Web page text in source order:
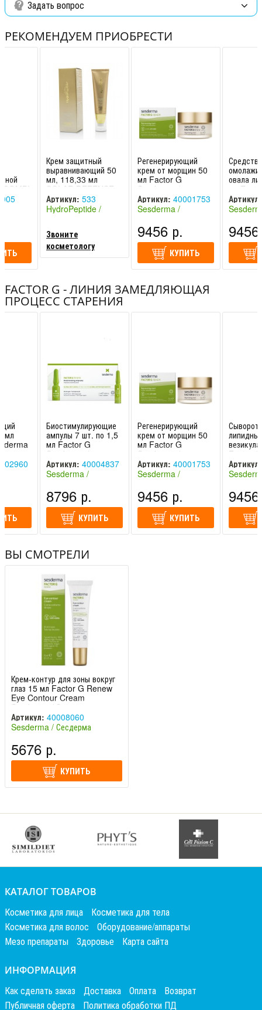
Задать вопрос
РЕКОМЕНДУЕМ ПРИОБРЕСТИ
COMBI
Care
Крем защитный
выравнивающий 50
мл, 118,33 мл
SOLAR DEFENSE
TINTED SPF30
HydroPeptide /
Гидро
Артикул: 533
HydroPeptide /
Звоните
косметологу
Регенерирующий
крем от морщин 50
мл Factor G
Sesderma /
Сесдерма
Артикул: 40001753
Sesderma /
9456 р.
КУПИТЬ
Средство
овала
мл
Oval
Артикул:
FACTOR G - ЛИНИЯ ЗАМЕДЛЯЮЩАЯ
ПРОЦЕСС СТАРЕНИЯ
мл
Биостимулирующие
ампулы 7 шт. по 1,5
мл Factor G
Sesderma /
Сесдерма
Артикул: 40004837
Sesderma /
8796 р.
КУПИТЬ
Регенерирующий
крем от морщин 50
мл Factor G
Sesderma /
Сесдерма
Артикул: 40001753
Sesderma /
9456 р.
КУПИТЬ
Factor
/Артикул:
ВЫ СМОТРЕЛИ
Крем-контур для зоны вокруг
глаз 15 мл Factor G Renew
Eye Contour Cream
Sesderma / Сесдерма
Артикул: 40008060
Sesderma / Сесдерма
5676 р.
КУПИТЬ
КАТАЛОГ ТОВАРОВ
Косметика для лица
Косметика для тела
Косметика для волос
Оборудование/аппараты
Мезо препараты
Здоровье Карта сайта
ИНФОРМАЦИЯ
Как сделать заказ Доставка Оплата
Возврат
Публичная оферта
Политика обработки ПД